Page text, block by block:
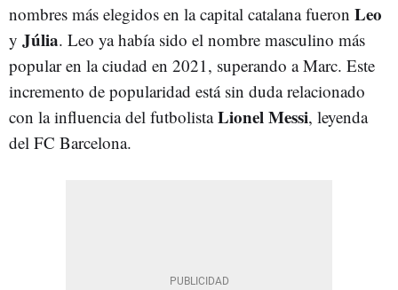
nombres más elegidos en la capital catalana fueron Leo
y Júlia. Leo ya había sido el nombre masculino más
popular en la ciudad en 2021, superando a Marc. Este
incremento de popularidad está sin duda relacionado
con la influencia del futbolistaLionel Messi, leyenda
del FC Barcelona.